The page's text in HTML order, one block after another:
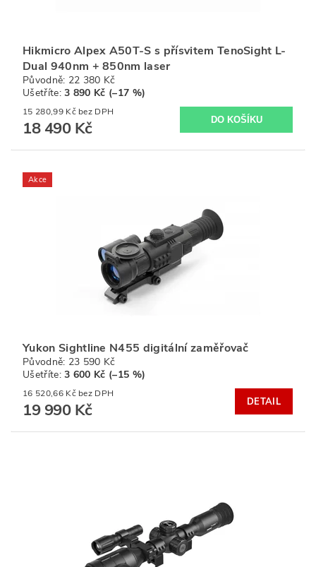
Hikmicro Alpex A50T-S s přísvitem TenoSight L-
Dual 940nm + 850nm laser
Původně: 22 380 Kč
Ušetříte:3 890 Kč (–17 %)
15 280,99 Kč bez DPH
18 490 Kč
Akce
Yukon Sightline N455 digitální zaměřovač
Původně: 23 590 Kč
Ušetříte:3 600 Kč (–15 %)
16 520,66 Kč bez DPH
19 990 Kč DETAIL